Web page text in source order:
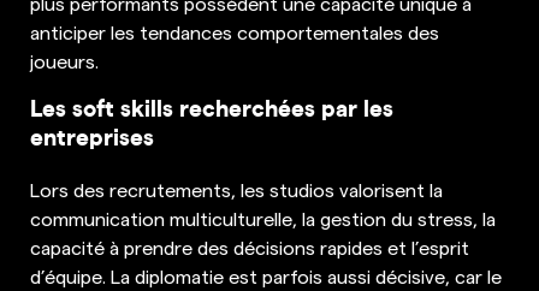
anticiper les tendances comportementales des
joueurs.
Les soft skills recherchées par les
entreprises
Lors des recrutements, les studios valorisent la
communication multiculturelle, la gestion du stress, la
capacité à prendre des décisions rapides et l’esprit
d’équipe. La diplomatie est parfois aussi décisive, car le